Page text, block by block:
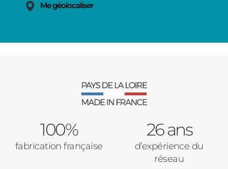
Me géolocaliser
100%
fabrication française
26 ans
d’expérience du
réseau